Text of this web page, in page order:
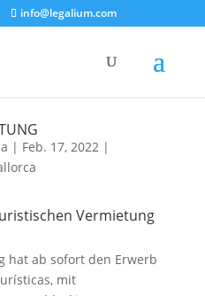
info@legalium.com
| Feb. 17, 2022|
Vermietung
hat ab sofort den Erwerb
mit